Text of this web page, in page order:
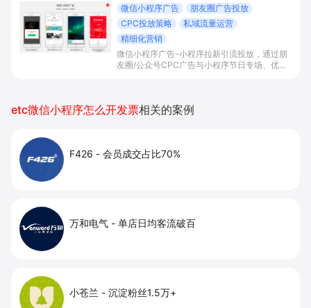
微信小程序广告
朋友圈广告投放
CPC投放策略
私域流量运营
精细化营销
微信小程序广告-小程序拉新引流投放，通过朋
友圈/公众号CPC广告与小程序节日专场、优惠
etc微信小程序怎么开发票相关的案例
F426 - 会员成交占比70%
万和电气 - 单店日均客流破百
小苍兰 - 沉淀粉丝1.5万+